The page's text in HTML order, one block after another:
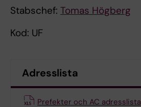
Stabschef: Tomas Högberg
Kod: UF
Adresslista
Prefekter och AC adresslista